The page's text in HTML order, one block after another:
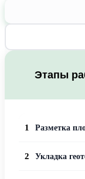
Этапы
1 Разметка
2 Укладка